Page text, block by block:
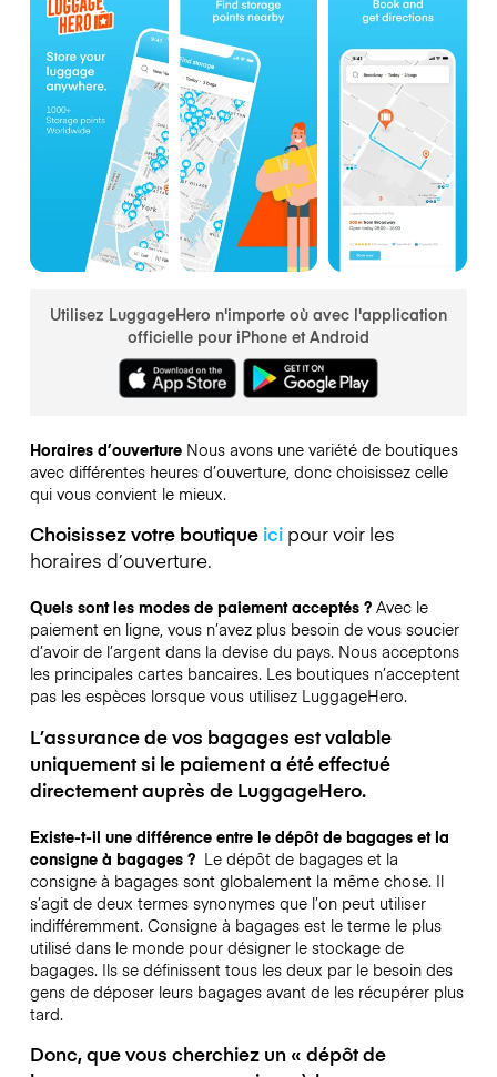
Utilisez LuggageHero n'importe où avec l'application
officielle pour iPhone et Android
Horaires d’ouverture Nous avons une variété de boutiques
avec différentes heures d’ouverture, donc choisissez celle
qui vous convient le mieux.
Choisissez votre boutique icipour voir les
horaires d’ouverture.
Quels sont les modes de paiement acceptés ? Avec le
paiement en ligne, vous n’avez plus besoin de vous soucier
d’avoir de l’argent dans la devise du pays. Nous acceptons
les principales cartes bancaires. Les boutiques n’acceptent
pas les espèces lorsque vous utilisez LuggageHero.
L’assurance de vos bagages est valable
uniquement si le paiement a été effectué
directement auprès de LuggageHero.
Existe-t-il une différence entre le dépôt de bagages et la
consigne à bagages ? Le dépôt de bagages et la
consigne à bagages sont globalement la même chose. Il
s’agit de deux termes synonymes que l’on peut utiliser
indifféremment. Consigne à bagages est le terme le plus
utilisé dans le monde pour désigner le stockage de
bagages. Ils se définissent tous les deux par le besoin des
gens de déposer leurs bagages avant de les récupérer plus
tard.
Donc, que vous cherchiez un « dépôt de